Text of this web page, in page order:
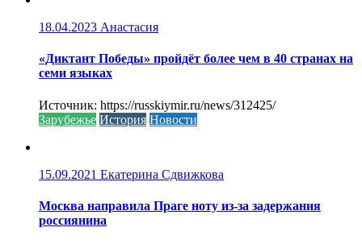
18.04.2023 Анастасия
«Диктант Победы» пройдёт более чем в 40 странах на
семи языках
Источник: https://russkiymir.ru/news/312425/
Зарубежье История Новости
15.09.2021 Екатерина Сдвижкова
Москва направила Праге ноту из-за задержания
россиянина